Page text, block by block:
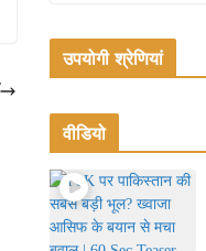
उपयोगी श्रेणियां
वीडियो